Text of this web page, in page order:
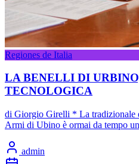
Regiones de Italia
LA BENELLI DI
TECNOLOGICA
di Giorgio Girelli * La tradizionale
Armi di Ubino è ormai da tempo
admin